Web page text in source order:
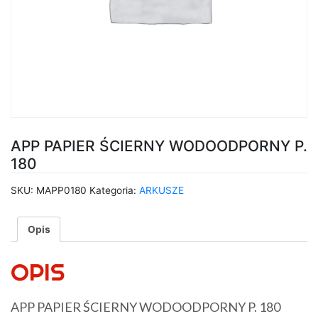
APP PAPIER ŚCIERNY WODOODPORNY P.
180
SKU: MAPP0180 Kategoria: ARKUSZE
Opis
OPIS
APP PAPIER ŚCIERNY WODOODPORNY P. 180